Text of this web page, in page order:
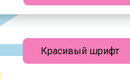
Красивый шрифт